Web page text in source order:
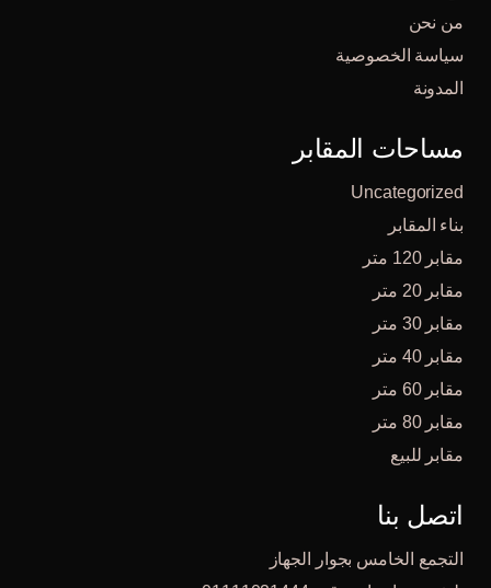
من نحن
سياسة الخصوصية
المدونة
مساحات المقابر
Uncategorized
بناء المقابر
مقابر 120 متر
مقابر 20 متر
مقابر 30 متر
مقابر 40 متر
مقابر 60 متر
مقابر 80 متر
مقابر للبيع
اتصل بنا
التجمع الخامس بجوار الجهاز